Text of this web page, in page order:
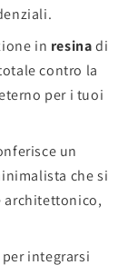
in resinadi
contro la
per i tuoi
un
che si
architettonico,
integrarsi